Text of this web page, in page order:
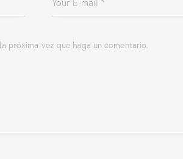
próxima vez que haga un comentario.